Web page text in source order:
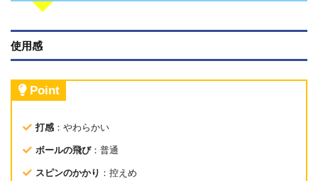
使用感
Point
打感：やわらかい
ボールの飛び：普通
スピンのかかり ：控えめ